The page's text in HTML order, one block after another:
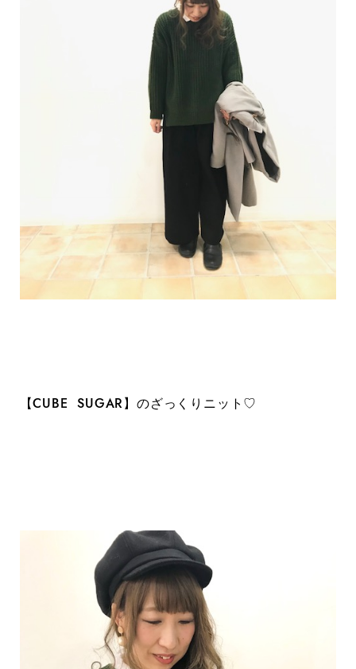
【CUBE SUGAR】のざっくりニット♡